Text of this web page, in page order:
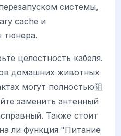
системы,
cache и
тюнера.
целостность кабеля.
домашних животных
могут полностью阻
заменить антенный
Также стоит
ли функция "Питание